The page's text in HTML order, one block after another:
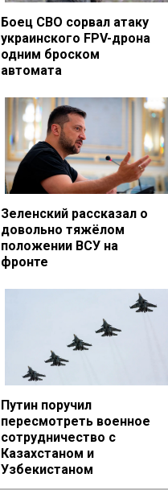
Боец СВО сорвал атаку
украинского FPV-дрона
одним броском
автомата
Зеленский рассказал о
довольно тяжёлом
положении ВСУ на
фронте
Путин поручил
пересмотреть военное
сотрудничество с
Казахстаном и
Узбекистаном